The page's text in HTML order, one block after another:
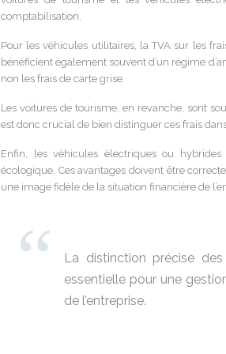
comptabilisation.
Pour les véhicules utilitaires, la TVA sur les
bénéficient également souvent d’un régime
non les frais de carte grise.
Les voitures de tourisme, en revanche, sont
est donc crucial de bien distinguer ces frais
Enfin, les véhicules électriques ou
écologique. Ces avantages doivent être
une image fidèle de la situation financière de
La distinction précise
essentielle pour une
de l’entreprise.